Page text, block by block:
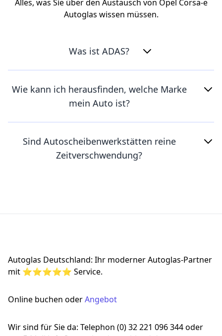
Alles, was Sie über den Austausch von Opel Corsa-e
Autoglas wissen müssen.
Was ist ADAS?
Wie kann ich herausfinden, welche Marke
mein Auto ist?
Sind Autoscheibenwerkstätten reine
Zeitverschwendung?
Autoglas Deutschland: Ihr moderner Autoglas-Partner
mit ⭐⭐⭐⭐⭐ Service.
Online buchen oderAngebot
Wir sind für Sie da: Telephon (0) 32 221 096 344 oder